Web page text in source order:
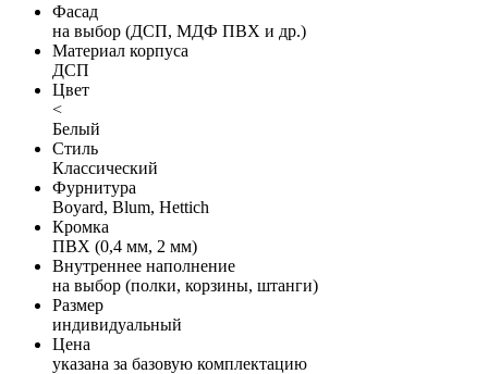
Фасад
на выбор (ДСП, МДФ ПВХ и др.)
Материал корпуса
ДСП
Цвет
<
Белый
Стиль
Классический
Фурнитура
Boyard, Blum, Hettich
Кромка
ПВХ (0,4 мм, 2 мм)
Внутреннее наполнение
на выбор (полки, корзины, штанги)
Размер
индивидуальный
Цена
указана за базовую комплектацию